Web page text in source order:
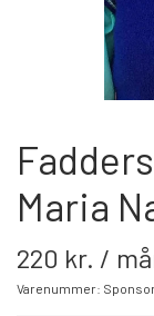
Maria
220 kr. /
Varenummer: